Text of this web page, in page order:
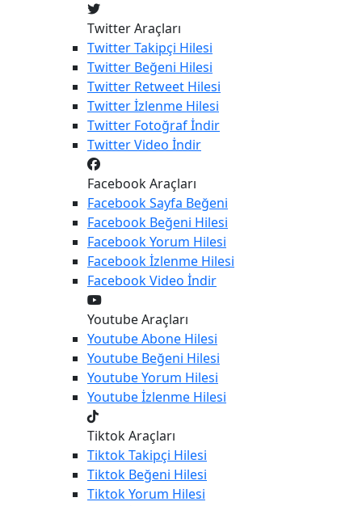
Twitter Araçları
TwitterTakipçi Hilesi
Twitter Beğeni Hilesi
Twitter Retweet Hilesi
Twitterİzlenme Hilesi
Twitter Fotoğraf İndir
TwitterVideo İndir
Facebook Araçları
FacebookSayfa Beğeni
Facebook Beğeni Hilesi
FacebookYorum Hilesi
Facebookİzlenme Hilesi
FacebookVideo İndir
Youtube Araçları
YoutubeAbone Hilesi
Youtube Beğeni Hilesi
YoutubeYorum Hilesi
Youtubeİzlenme Hilesi
Tiktok Araçları
TiktokTakipçi Hilesi
Tiktok Beğeni Hilesi
TiktokYorum Hilesi